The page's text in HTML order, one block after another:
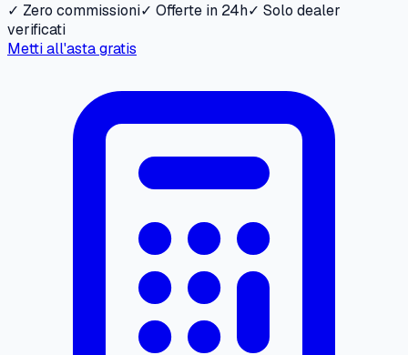
✓ Zero commissioni✓ Offerte in 24h✓ Solo dealer
verificati
Metti all'asta gratis